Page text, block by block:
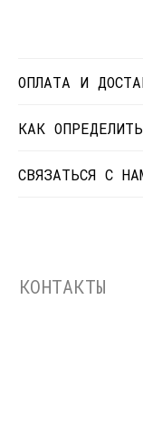
ОПЛАТА И
КАК
СВЯЗАТЬСЯ С
323774600664115,